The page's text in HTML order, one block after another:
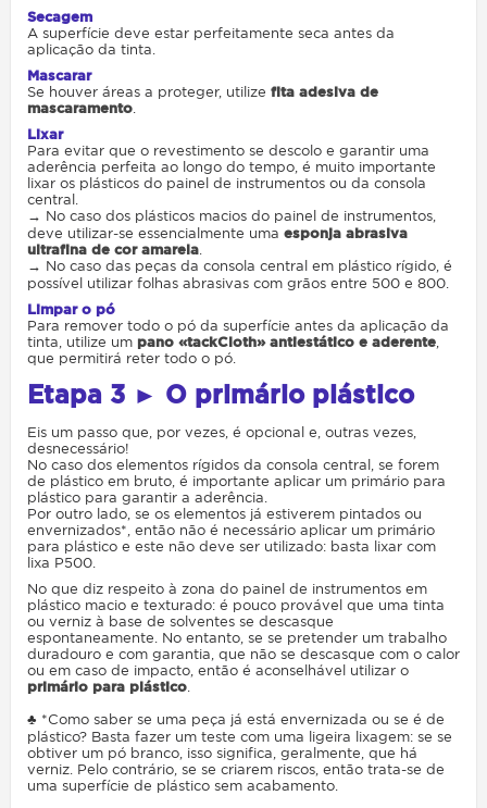
Secagem
A superfície deve estar perfeitamente seca antes da
aplicação da tinta.
Mascarar
Se houver áreas a proteger, utilize fita adesiva de
mascaramento
Lixar
Para evitar que o revestimento se descolo e garantir uma
aderência perfeita ao longo do tempo, é muito importante
lixar os plásticos do painel de instrumentos ou da consola
central.
→ No caso dos plásticos macios do painel de instrumentos,
deve utilizar-se essencialmente uma esponja abrasiva
ultrafina de cor amarela
→ No caso das peças da consola central em plástico rígido, é
possível utilizar folhas abrasivas com grãos entre 500 e 800.
Limpar o pó
Para remover todo o pó da superfície antes da aplicação da
tinta, utilize um pano «tackCloth» antiestático e aderente
que permitirá reter todo o pó.
Etapa 3 ► O primário plástico
Eis um passo que, por vezes, é opcional e, outras vezes,
desnecessário!
No caso dos elementos rígidos da consola central, se forem
de plástico em bruto, é importante aplicar um primário para
plástico para garantir a aderência.
Por outro lado, se os elementos já estiverem pintados ou
envernizados*, então não é necessário aplicar um primário
para plástico e este não deve ser utilizado: basta lixar com
lixa P500.
No que diz respeito à zona do painel de instrumentos em
plástico macio e texturado: é pouco provável que uma tinta
ou verniz à base de solventes se descasque
espontaneamente. No entanto, se se pretender um trabalho
duradouro e com garantia, que não se descasque com o calor
ou em caso de impacto, então é aconselhável utilizar o
primário para plástico
♣ *Como saber se uma peça já está envernizada ou se é de
plástico? Basta fazer um teste com uma ligeira lixagem: se se
obtiver um pó branco, isso significa, geralmente, que há
verniz. Pelo contrário, se se criarem riscos, então trata-se de
uma superfície de plástico sem acabamento.